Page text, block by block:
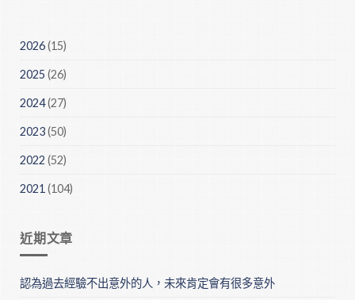
2026(15)
2025 (26)
2024(27)
2023(50)
2022 (52)
2021 (104)
近期文章
認為過去經驗不出意外的人，未來肯定會有很多意外